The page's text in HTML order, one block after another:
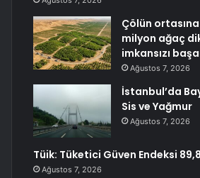
Çölün ortasına
milyon ağaç
imkansızı
Ağustos 7, 2026
İstanbul’da
Sis ve Yağmur
Ağustos 7, 2026
Tüik: Tüketici Güven Endeksi
Ağustos 7, 2026